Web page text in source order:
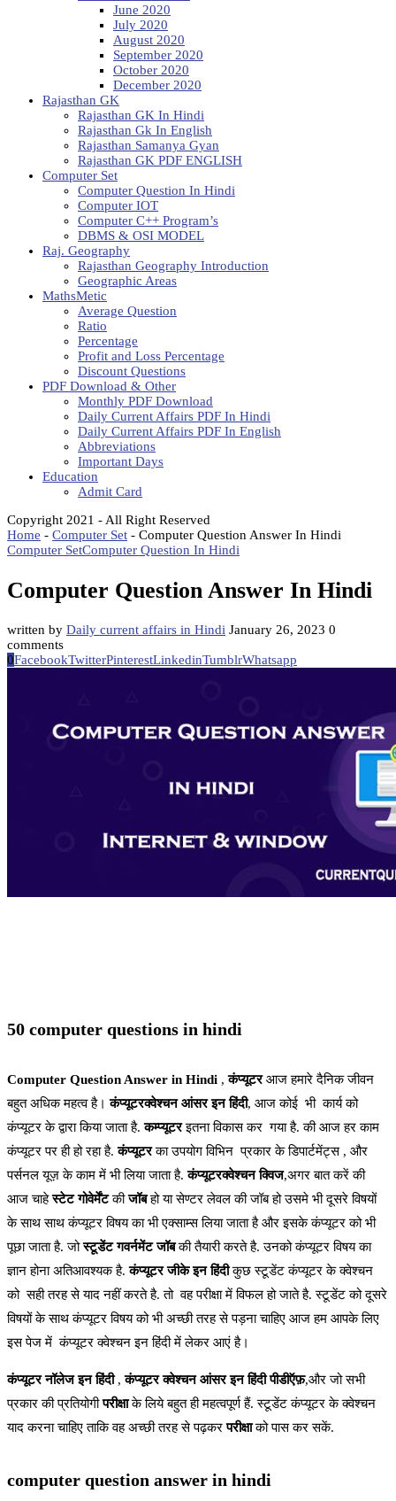
June 2020
July 2020
August 2020
September 2020
October 2020
December 2020
Rajasthan GK
Rajasthan GK In Hindi
Rajasthan Gk In English
Rajasthan Samanya Gyan
Rajasthan GK PDF ENGLISH
Computer Set
Computer Question In Hindi
Computer IOT
Computer C++ Program’s
DBMS & OSI MODEL
Raj. Geography
Rajasthan Geography Introduction
Geographic Areas
MathsMetic
Average Question
Ratio
Percentage
Profit and Loss Percentage
Discount Questions
PDF Download & Other
Monthly PDF Download
Daily Current Affairs PDF In Hindi
Daily Current Affairs PDF In English
Abbreviations
Important Days
Education
Admit Card
Copyright 2021 - All Right Reserved
Home - Computer Set - Computer Question Answer In Hindi
Computer SetComputer Question In Hindi
Computer Question Answer In Hindi
written by Daily current affairs in Hindi January 26, 2023 0
comments
0FacebookTwitterPinterestLinkedinTumblrWhatsapp
50 computer questions in hindi
Computer Question Answer in Hindi ,कंप्यूटरआज हमारे दैनिक जीवन
बहुत अधिक महत्व है। कंप्यूटरक्वेश्चन आंसर इन हिंदी, आज कोई भी कार्य को
कंप्यूटर के द्वारा किया जाता है.कम्प्यूटरइतना विकास कर गया है. की आज हर काम
कंप्यूटर पर ही हो रहा है.कंप्यूटरका उपयोग विभिन प्रकार के डिपार्टमेंट्स , और
पर्सनल यूज़ के काम में भी लिया जाता है.कंप्यूटरक्वेश्चन क्विज,अगर बात करें की
आज चाहेस्टेट गोवेर्मेंटकीजॉबहो या सेण्टर लेवल की जॉब हो उसमे भी दूसरे विषयों
के साथ साथ कंप्यूटर विषय का भी एक्साम्स लिया जाता है और इसके कंप्यूटर को भी
पूछा जाता है. जोस्टूडेंट गवर्नमेंट जॉबकी तैयारी करते है. उनको कंप्यूटर विषय का
ज्ञान होना अतिआवश्यक है. कंप्यूटर जीके इन हिंदीकुछ स्टूडेंट कंप्यूटर के क्वेश्चन
को सही तरह से याद नहीं करते है. तो वह परीक्षा में विफल हो जाते है. स्टूडेंट को दूसरे
विषयों के साथ कंप्यूटर विषय को भी अच्छी तरह से पड़ना चाहिए आज हम आपके लिए
इस पेज में कंप्यूटर क्वेश्चन इन हिंदी में लेकर आएं है।
कंप्यूटर नॉलेज इन हिंदी,कंप्यूटर क्वेश्चन आंसर इन हिंदी पीडीऍफ़,और जो सभी
प्रकार की प्रतियोगीपरीक्षाके लिये बहुत ही महत्वपूर्ण हैं. स्टूडेंट कंप्यूटर के क्वेश्चन
याद करना चाहिए ताकि वह अच्छी तरह से पढ़करपरीक्षाको पास कर सकें.
computer question answer in hindi